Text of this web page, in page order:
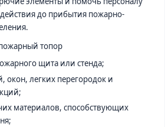
до прибытия пожарно-
топор
щита или стенда;
окон, легких перегородок и
материалов, способствующих